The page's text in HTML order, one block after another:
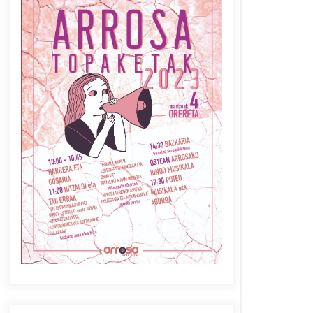
Azaroak 6 Iurretan Arrosa
sarearen IX. topaketak
2021/10/04
Berria egunkarian
elkarrizketa Arrosaren 20
urteez
2021/07/06
Arrosaren laburpen bideoa
Hamaika Telebistaren eskutik
2021/06/30